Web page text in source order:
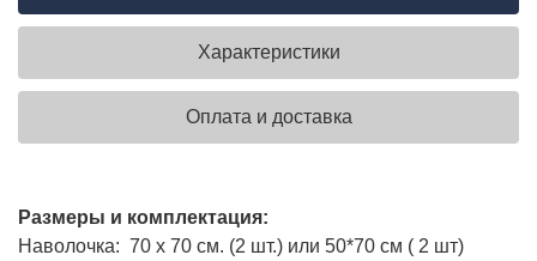
Характеристики
Оплата и доставка
Размеры и комплектация:
Наволочка: 70 х 70 см. (2 шт.) или 50*70 см ( 2 шт)